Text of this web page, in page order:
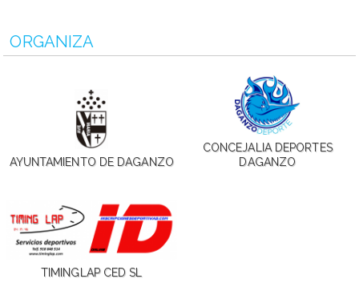
ORGANIZA
AYUNTAMIENTO DE DAGANZO
CONCEJALIA DEPORTES
DAGANZO
TIMINGLAP CED SL